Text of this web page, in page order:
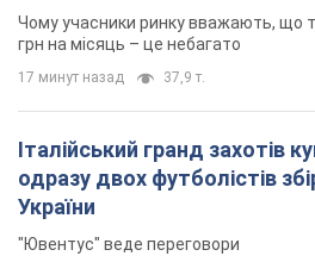
Чому учасники ринку вважають, що
грн на місяць – це небагато
17 минут назад 37,9 т.
Італійський гранд захотів
одразу двох футболістів
України
"Ювентус" веде переговори